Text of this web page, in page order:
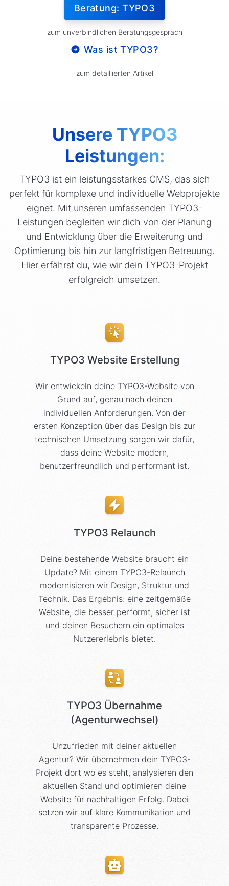
Beratung: TYPO3
zum unverbindlichen Beratungsgespräch
Was ist TYPO3?
zum detaillierten Artikel
Unsere TYPO3
Leistungen:
TYPO3 ist ein leistungsstarkes CMS, das sich
perfekt für komplexe und individuelle Webprojekte
eignet. Mit unseren umfassenden TYPO3-
Leistungen begleiten wir dich von der Planung
und Entwicklung über die Erweiterung und
Optimierung bis hin zur langfristigen Betreuung.
Hier erfährst du, wie wir dein TYPO3-Projekt
erfolgreich umsetzen.
TYPO3 Website Erstellung
Wir entwickeln deine TYPO3-Website von
Grund auf, genau nach deinen
individuellen Anforderungen. Von der
ersten Konzeption über das Design bis zur
technischen Umsetzung sorgen wir dafür,
dass deine Website modern,
benutzerfreundlich und performant ist.
TYPO3 Relaunch
Deine bestehende Website braucht ein
Update? Mit einem TYPO3-Relaunch
modernisieren wir Design, Struktur und
Technik. Das Ergebnis: eine zeitgemäße
Website, die besser performt, sicher ist
und deinen Besuchern ein optimales
Nutzererlebnis bietet.
TYPO3 Übernahme
(Agenturwechsel)
Unzufrieden mit deiner aktuellen
Agentur? Wir übernehmen dein TYPO3-
Projekt dort wo es steht, analysieren den
aktuellen Stand und optimieren deine
Website für nachhaltigen Erfolg. Dabei
setzen wir auf klare Kommunikation und
transparente Prozesse.